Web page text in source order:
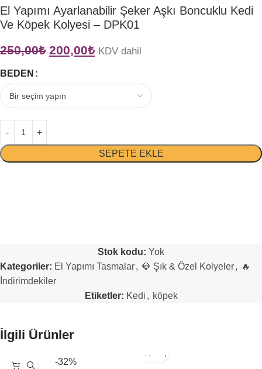
El Yapımı Ayarlanabilir Şeker Aşkı Boncuklu Kedi
Ve Köpek Kolyesi – DPK01
250,00₺ 200,00₺ KDV dahil
BEDEN
SEPETE EKLE
Stok kodu: Yok
Kategoriler: El Yapımı Tasmalar, 💎 Şık & Özel Kolyeler, 🔥
İndirimdekiler
Etiketler: Kedi , köpek
İlgili Ürünler
-32%